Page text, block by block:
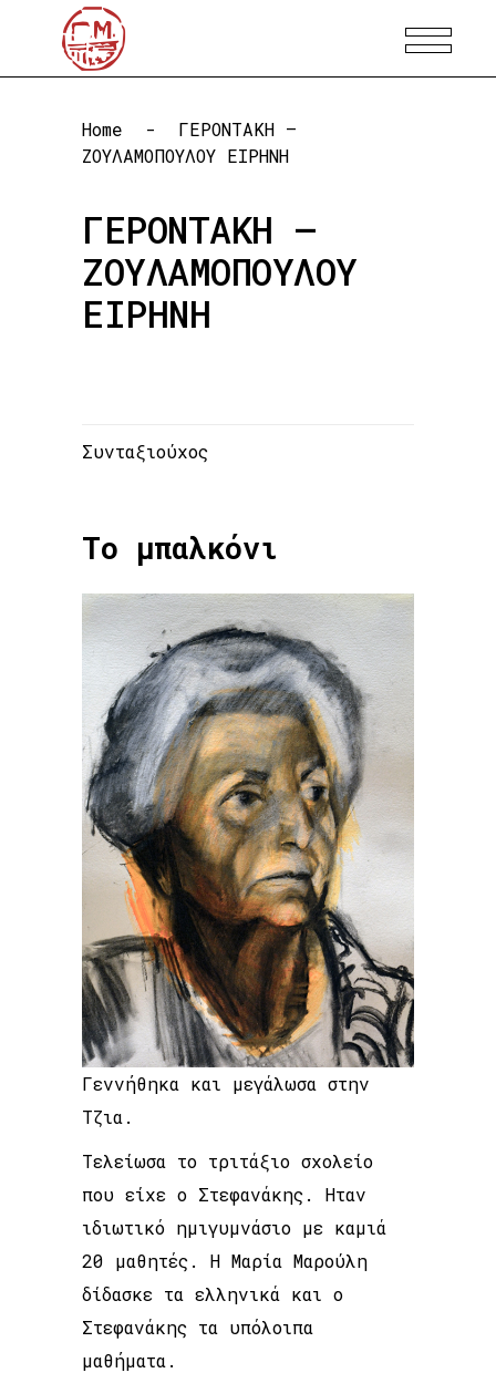
Home - ΓΕΡΟΝΤΑΚΗ –
ΖΟΥΛΑΜΟΠΟΥΛΟΥ ΕΙΡΗΝΗ
ΓΕΡΟΝΤΑΚΗ –
ΖΟΥΛΑΜΟΠΟΥΛΟΥ
ΕΙΡΗΝΗ
Συνταξιούχος
Το μπαλκόνι
Γεννήθηκα και μεγάλωσα στην
Τζια.
Τελείωσα το τριτάξιο σχολείο
που είχε ο Στεφανάκης. Ηταν
ιδιωτικό ημιγυμνάσιο με καμιά
20 μαθητές. Η Μαρία Μαρούλη
δίδασκε τα ελληνικά και ο
Στεφανάκης τα υπόλοιπα
μαθήματα.